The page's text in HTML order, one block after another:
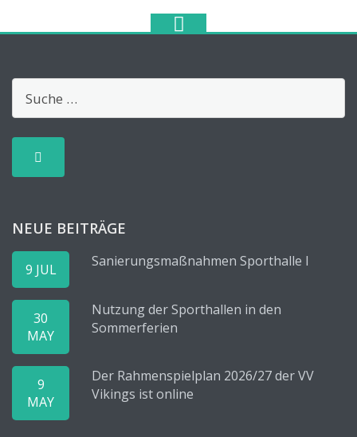
NEUE BEITRÄGE
9 JUL Sanierungsmaßnahmen Sporthalle I
30
MAY
Nutzung der Sporthallen in den
Sommerferien
9
MAY
Der Rahmenspielplan 2026/27 der VV
Vikings ist online